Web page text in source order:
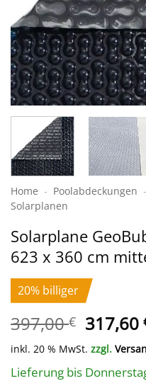
Home - Poolabdeckungen -
Solar­planen
Solarplane
623 x 360 cm
20% billiger
397,00€
Preis
war:
397,00
317,60
inkl. 20 % MwSt. zzgl.
Lieferung bis